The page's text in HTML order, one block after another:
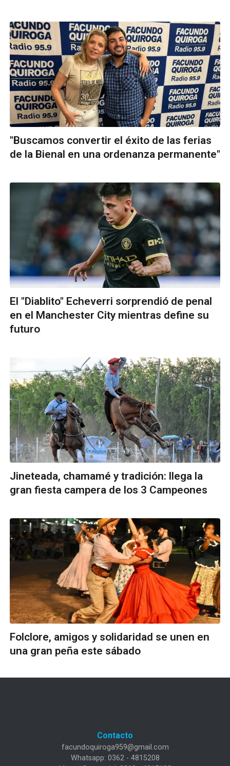
"Buscamos convertir el éxito de las ferias
de la Bienal en una ordenanza permanente"
El "Diablito" Echeverri sorprendió de penal
en el Manchester City mientras define su
futuro
Jineteada, chamamé y tradición: llega la
gran fiesta campera de los 3 Campeones
Folclore, amigos y solidaridad se unen en
una gran peña este sábado
Contacto
facundoquiroga959@gmail.com
Whatsapp: 0362 - 4815208